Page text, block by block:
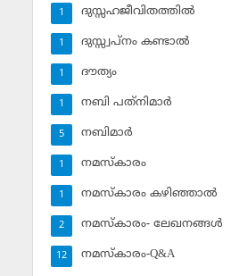
ദുസ്സഹജീവിതത്തില്‍
1
ദുസ്സ്വപ്‌നം കണ്ടാല്‍
1
ദൗത്യം
1
നബി പത്‌നിമാര്‍
1
നബിമാര്‍
5
നമസ്‌കാരം
1
നമസ്‌കാരം കഴിഞ്ഞാല്‍
1
നമസ്‌കാരം- ലേഖനങ്ങള്‍
2
നമസ്‌കാരം-Q&A
12